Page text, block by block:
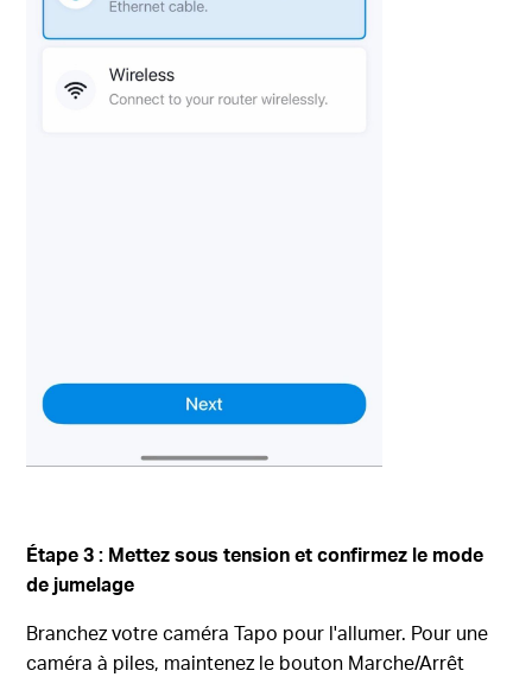
Étape 3 : Mettez sous tension et confirmez le mode
de jumelage
Branchez votre caméra Tapo pour l'allumer. Pour une
caméra à piles, maintenez le bouton Marche/Arrêt